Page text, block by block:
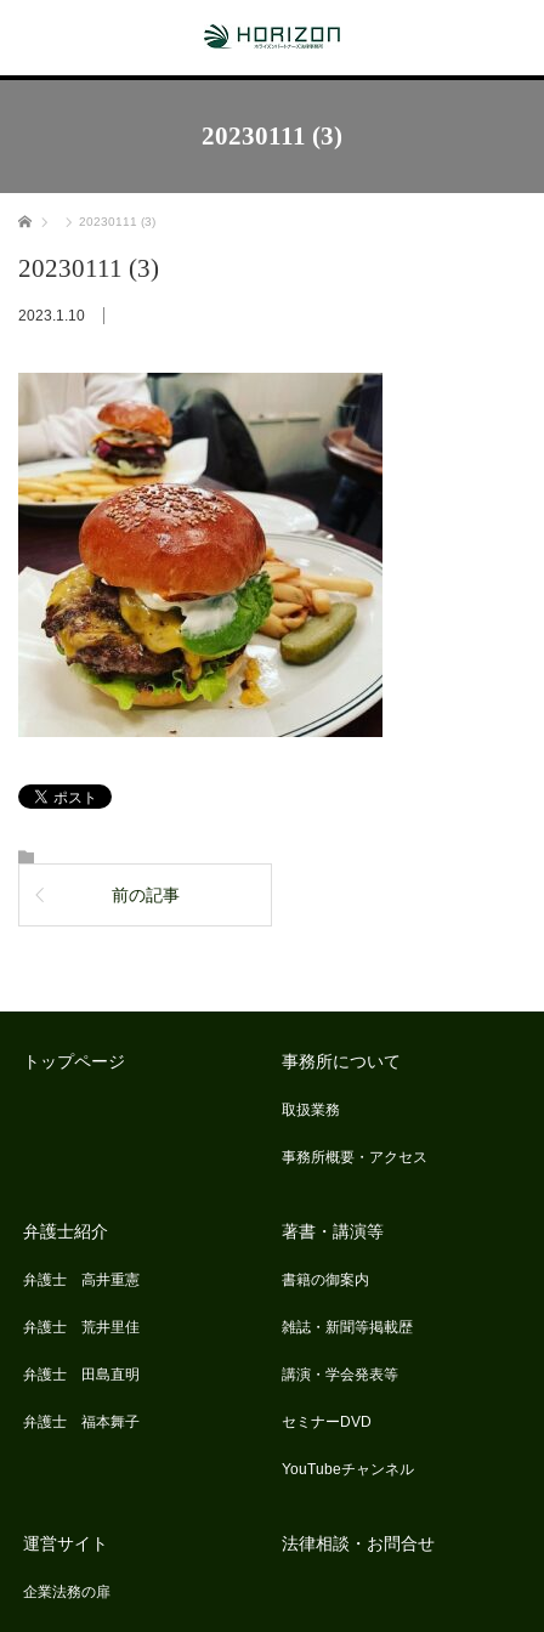
20230111 (3)
ホーム 20230111 (3)
20230111 (3)
2023.1.10
前の記事
トップページ 事務所について
取扱業務
事務所概要・アクセス
弁護士紹介
弁護士 高井重憲
弁護士 荒井里佳
弁護士 田島直明
弁護士 福本舞子
著書・講演等
書籍の御案内
雑誌・新聞等掲載歴
講演・学会発表等
セミナーDVD
YouTubeチャンネル
運営サイト
企業法務の扉
法律相談・お問合せ